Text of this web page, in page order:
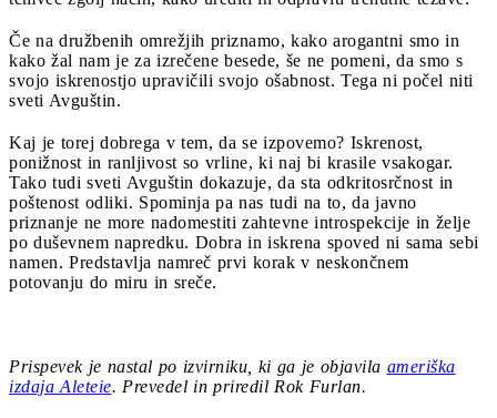
Če na družbenih omrežjih priznamo, kako arogantni smo in
kako žal nam je za izrečene besede, še ne pomeni, da smo s
svojo iskrenostjo upravičili svojo ošabnost. Tega ni počel niti
sveti Avguštin.
Kaj je torej dobrega v tem, da se izpovemo? Iskrenost,
ponižnost in ranljivost so vrline, ki naj bi krasile vsakogar.
Tako tudi sveti Avguštin dokazuje, da sta odkritosrčnost in
poštenost odliki. Spominja pa nas tudi na to, da javno
priznanje ne more nadomestiti zahtevne introspekcije in želje
po duševnem napredku. Dobra in iskrena spoved ni sama sebi
namen. Predstavlja namreč prvi korak v neskončnem
potovanju do miru in sreče.
Prispevek je nastal po izvirniku, ki ga je objavila ameriška
izdaja Aleteie. Prevedel in priredil Rok Furlan.